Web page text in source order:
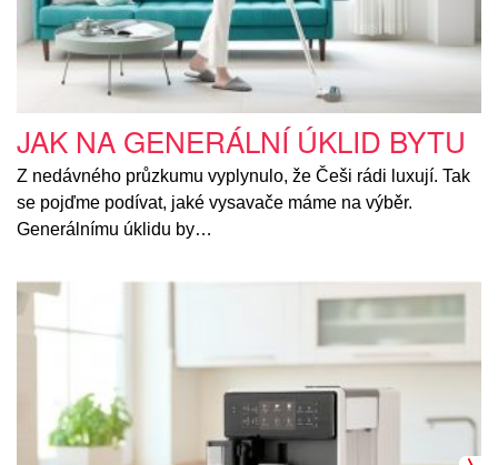
JAK NA GENERÁLNÍ ÚKLID BYTU
Z nedávného průzkumu vyplynulo, že Češi rádi luxují. Tak
se pojďme podívat, jaké vysavače máme na výběr.
Generálnímu úklidu by…